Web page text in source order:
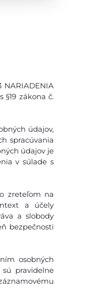
NARIADENIA
§19 zákona č.
údajov,
spracúvania
údajov je
v súlade s
zreteľom na
a účely
a slobody
bezpečnosti
osobných
pravidelne